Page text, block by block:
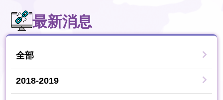
最新消息
全部
2018-2019